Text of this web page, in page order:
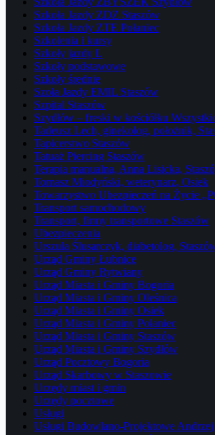
Szkoła Jazdy ZDZ Staszów
Szkoła Jazdy ZTE Połaniec
Szkolenia i kursy
Szkoły jazdy L
Szkoły podstawowe
Szkoły średnie
Szoła Jazdy EMIL Staszów
Szpital Staszów
Szydłów – freski w kościółku
Tadeusz Lech, ginekolog, położnik,
Tapicerstwo Staszów
Tatuaż Piercing Staszów
Terapia manualna, Anna Lisicka,
Tomasz Miodyński, weterynarz, Osiek
Towarzystwo Ubezpieczeń na Życie
Transport samochodowy
Transport, firmy transportowe Staszów
Ubezpieczenia
Urszula Ślusarczyk, diabetolog,
Urząd Gminy Łubnice
Urząd Gminy Rytwiany
Urząd Miasta i Gminy Bogoria
Urząd Miasta i Gminy Oleśnica
Urząd Miasta i Gminy Osiek
Urząd Miasta i Gminy Połaniec
Urząd Miasta i Gminy Staszów
Urząd Miasta i Gminy Szydłów
Urząd Pocztowy Bogoria
Urząd Skarbowy w Staszowie
Urzędy miast i gmin
Urzędy pocztowe
Usługi
Usługi Budowlano-Projektowe